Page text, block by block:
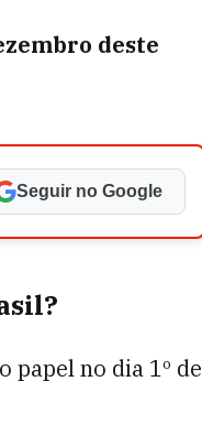
deste
Seguir no Google
papel no dia 1º de